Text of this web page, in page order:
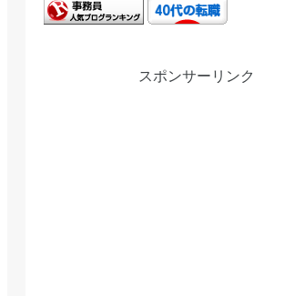
スポンサーリンク